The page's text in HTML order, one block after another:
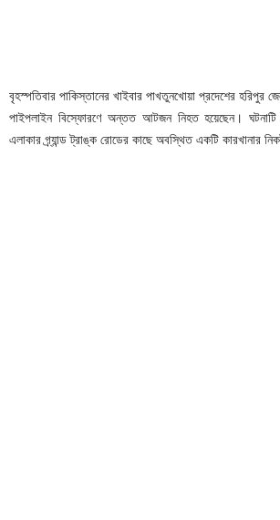
বৃহস্পতিবার পাকিস্তানের খাইবার পাখতুনখোয়া প্রদেশের হরিপুর
পাইপলাইন বিস্ফোরণে অন্তত আটজন নিহত হয়েছেন। ঘটনাটি
এলাকার গ্র্যান্ড ট্রাঙ্ক রোডের কাছে অবস্থিত একটি কারখানার